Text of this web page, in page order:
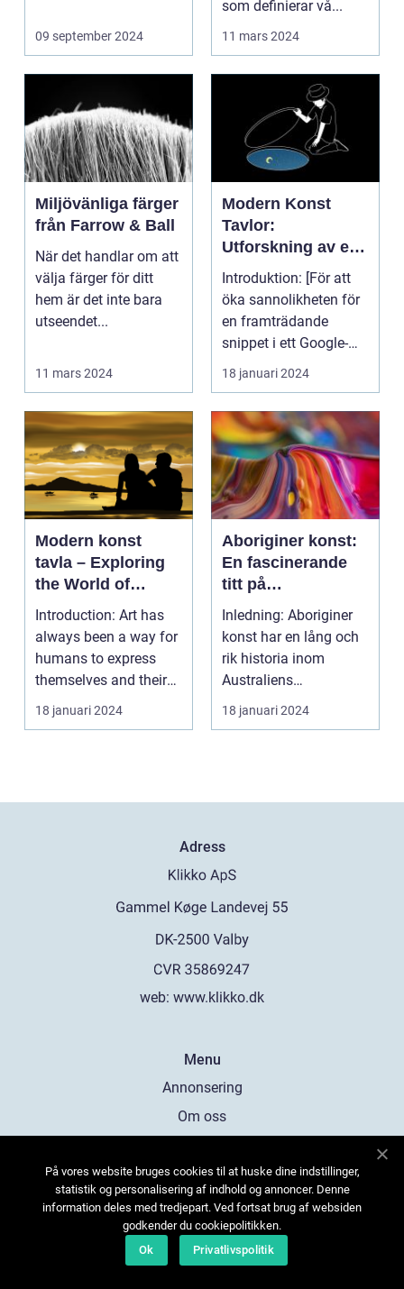
09 september 2024
som definierar vå...
11 mars 2024
Miljövänliga färger
från Farrow & Ball
När det handlar om att
välja färger för ditt
hem är det inte bara
utseendet...
11 mars 2024
Modern Konst
Tavlor:
Utforskning av ett
Kreativt Uttryck
Introduktion: [För att
öka sannolikheten för
en framträdande
snippet i ett Google-
sök är det viktigt...
18 januari 2024
Modern konst
tavla – Exploring
the World of
Contemporary Art
Introduction: Art has
always been a way for
humans to express
themselves and their
experiences. Over...
18 januari 2024
Aboriginer konst:
En fascinerande
titt på
ursprungsbefolkni
ngens unika
konstform
Inledning: Aboriginer
konst har en lång och
rik historia inom
Australiens
ursprungsbefolkning.
Denna...
18 januari 2024
Adress
web: www.klikko.dk
Menu
Annonsering
Om oss
Kontakta oss
Sitemap
På vores website bruges cookies til at huske dine indstillinger,
statistik og personalisering af indhold og annoncer. Denne
information deles med tredjepart. Ved fortsat brug af websiden
godkender du cookiepolitikken.
Ok
Privatlivspolitik